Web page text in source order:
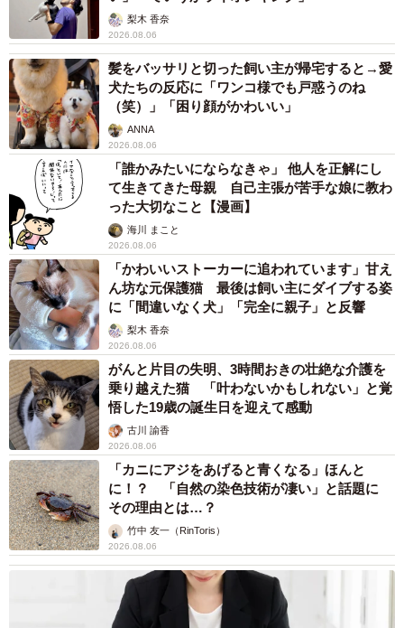
梨木 香奈
2026.08.06
髪をバッサリと切った飼い主が帰宅すると→愛
犬たちの反応に「ワンコ様でも戸惑うのね
（笑）」「困り顔がかわいい」
ANNA
2026.08.06
「誰かみたいにならなきゃ」 他人を正解にし
て生きてきた母親 自己主張が苦手な娘に教わ
った大切なこと【漫画】
海川 まこと
2026.08.06
「かわいいストーカーに追われています」甘え
ん坊な元保護猫 最後は飼い主にダイブする姿
に「間違いなく犬」「完全に親子」と反響
梨木 香奈
2026.08.06
がんと片目の失明、3時間おきの壮絶な介護を
乗り越えた猫 「叶わないかもしれない」と覚
悟した19歳の誕生日を迎えて感動
古川 諭香
2026.08.06
「カニにアジをあげると青くなる」ほんと
に！？ 「自然の染色技術が凄い」と話題に
その理由とは…？
竹中 友一（RinToris）
2026.08.06